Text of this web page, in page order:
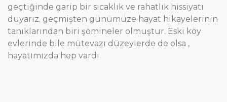
geçtiğinde garip bir sıcaklık ve rahatlık hissiyatı
duyarız. geçmişten günümüze hayat hikayelerinin
tanıklarından biri şömineler olmuştur. Eski köy
evlerinde bile mütevazı düzeylerde de olsa ,
hayatımızda hep vardı.